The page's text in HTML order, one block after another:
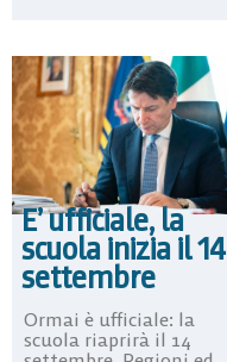
E’ ufficiale, la
scuola inizia il 14
settembre
Ormai è ufficiale: la
scuola riaprirà il 14